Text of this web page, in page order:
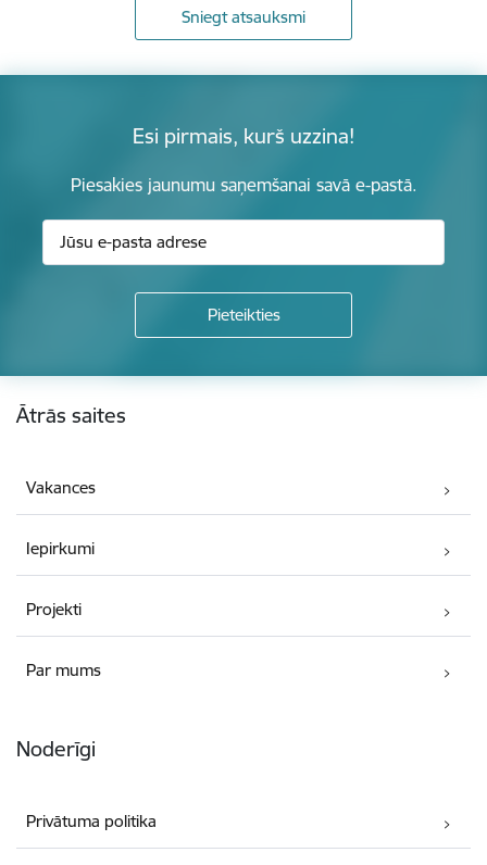
Sniegt atsauksmi
Esi pirmais, kurš uzzina!
Piesakies jaunumu saņemšanai savā e-pastā.
Kājene
Ātrās saites
Vakances
Iepirkumi
Projekti
Par mums
Noderīgi
Privātuma politika